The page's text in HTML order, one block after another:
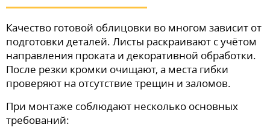
Качество готовой облицовки во многом зависит от
подготовки деталей. Листы раскраивают с учётом
направления проката и декоративной обработки.
После резки кромки очищают, а места гибки
проверяют на отсутствие трещин и заломов.
При монтаже соблюдают несколько основных
требований: